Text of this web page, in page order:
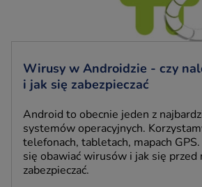
Wirusy w Androidzie - czy
i jak się zabezpieczać
Android to obecnie jeden z
systemów operacyjnych.
telefonach, tabletach, mapach
się obawiać wirusów i jak się przed
zabezpieczać.